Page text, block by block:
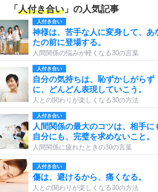
「 人付き合い 」の人気記事
人付き合い
神様は、苦手な人に変身して、あ
たの前に登場する。
人間関係の悩みが軽くなる30の言葉
人付き合い
自分の気持ちは、恥ずかしがらず
に、どんどん表現していこう。
人との関わりが楽しくなる30の方法
人付き合い
人間関係の最大のコツは、相手に
自分にも、完璧を求めないこと。
人間関係に疲れたときの30の言葉
人付き合い
傷は、避けるから、痛くなる。
人との関わりが楽しくなる30の方法